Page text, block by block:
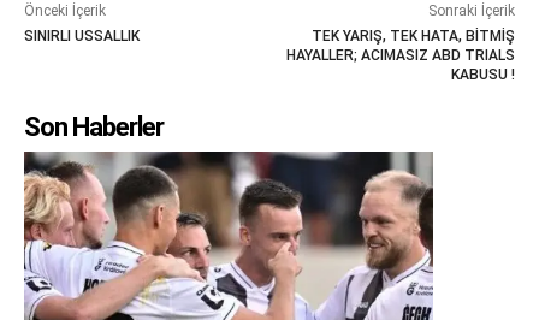
Önceki İçerik
SINIRLI USSALLIK
Sonraki İçerik
TEK YARIŞ, TEK HATA, BİTMİŞ
HAYALLER; ACIMASIZ ABD TRIALS
KABUSU !
Son Haberler